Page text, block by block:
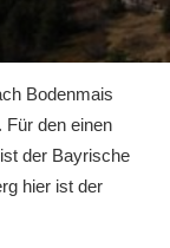
Bodenmais
Für den einen
der Bayrische
hier ist der